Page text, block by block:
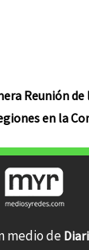
Reunión
en la
medio de